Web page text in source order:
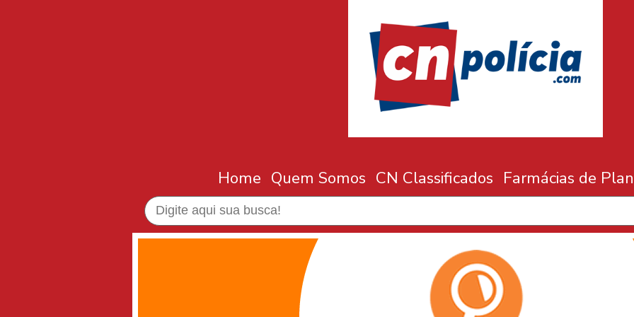
Home Quem Somos CN Classificados Farmácias de